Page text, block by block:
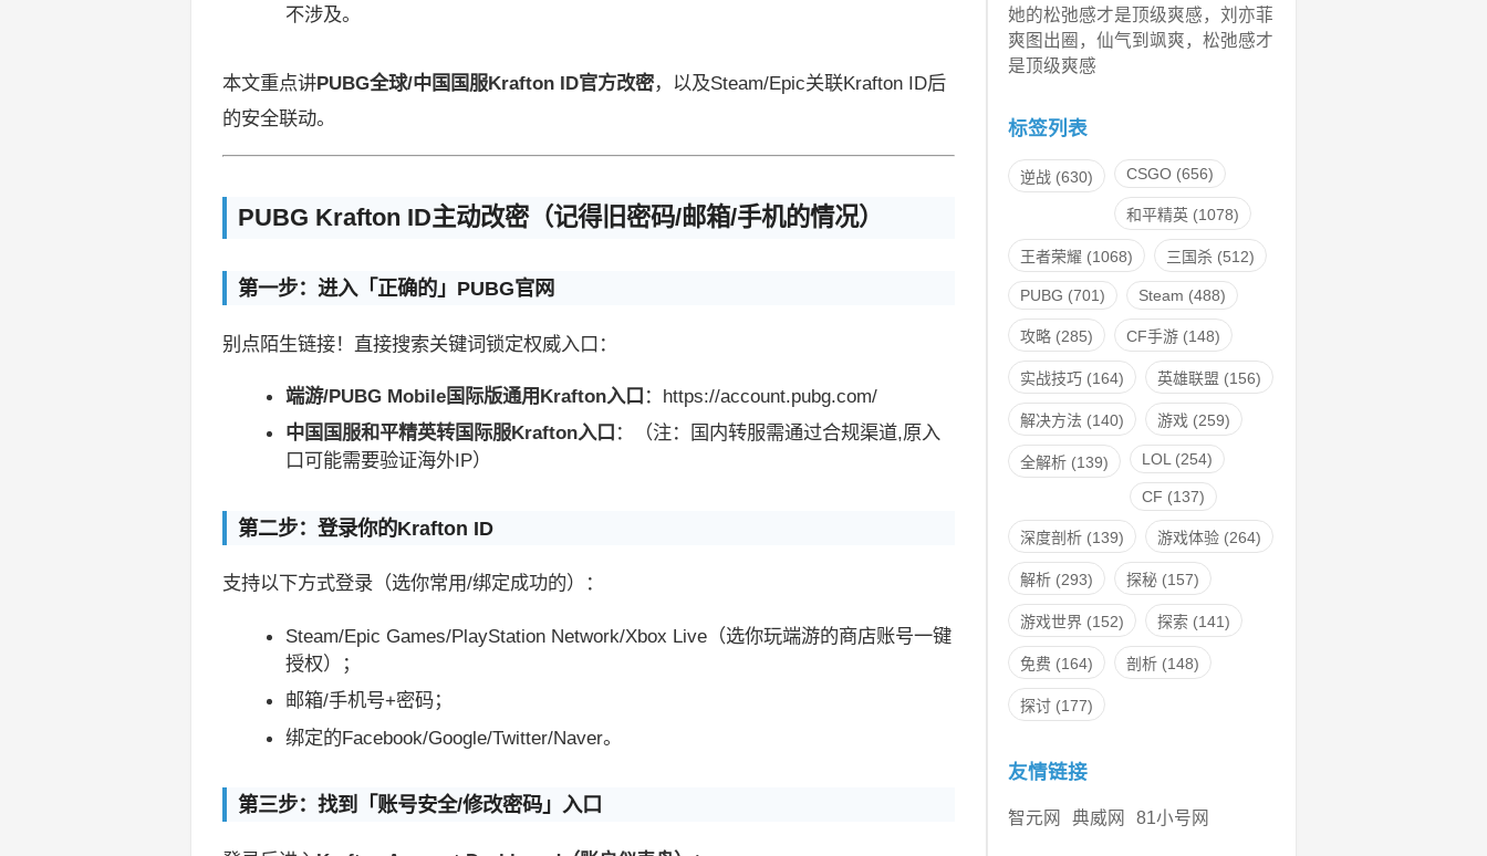
不涉及。
本文重点讲PUBG全球/中国国服Krafton ID官方改密，以及Steam/Epic关联Krafton ID后
的安全联动。
PUBG Krafton ID主动改密（记得旧密码/邮箱/手机的情况）
第一步：进入「正确的」PUBG官网
别点陌生链接！直接搜索关键词锁定权威入口：
端游/PUBG Mobile国际版通用Krafton入口 ：https://account.pubg.com/
中国国服和平精英转国际服Krafton入口 ：（注：国内转服需通过合规渠道,原入
口可能需要验证海外IP）
第二步：登录你的Krafton ID
支持以下方式登录（选你常用/绑定成功的）：
Steam/Epic Games/PlayStation Network/Xbox Live（选你玩端游的商店账号一键
授权）；
邮箱/手机号+密码；
绑定的Facebook/Google/Twitter/Naver。
第三步：找到「账号安全/修改密码」入口
她的松弛感才是顶级爽感，刘亦菲
爽图出圈，仙气到飒爽，松弛感才
是顶级爽感
标签列表
逆战 (630) CSGO (656)
和平精英 (1078)
王者荣耀 (1068) 三国杀 (512)
PUBG (701) Steam (488)
攻略 (285) CF手游 (148)
实战技巧 (164) 英雄联盟 (156)
解决方法 (140) 游戏 (259)
全解析 (139) LOL (254)
CF (137)
深度剖析 (139) 游戏体验 (264)
解析 (293) 探秘 (157)
游戏世界 (152) 探索 (141)
免费 (164) 剖析 (148)
探讨 (177)
友情链接
智元网 典威网 81小号网